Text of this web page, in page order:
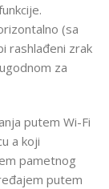
(sa
rashlađeni zrak
za
putem Wi-Fi
a koji
pametnog
putem